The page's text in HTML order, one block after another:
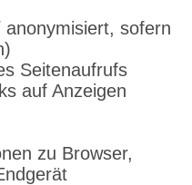
sofern
Seitenaufrufs
auf Anzeigen
zu Browser,